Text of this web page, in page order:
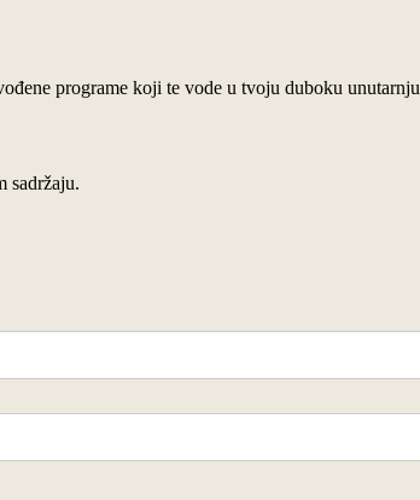
programe koji te vode u tvoju duboku
sadržaju.